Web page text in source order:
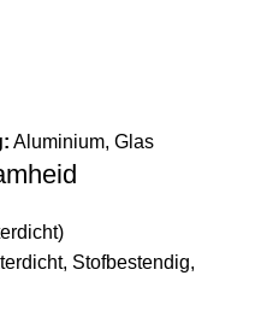
Aluminium, Glas
Stofbestendig,